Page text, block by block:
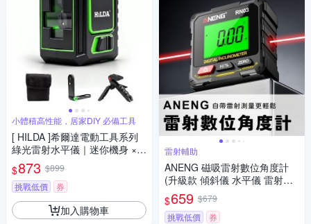
小體積高性能，居家DIY 必備工具
[ HILDA ]希爾達電動工具系列
綠光雷射水平儀｜迷你機身 ×
專業級精準定位 OZ540
$873 $899
挑戰低價
券
加入購物車
雷射輔助
ANENG 磁吸雷射數位角度計
(升級款 傾斜儀 水平儀 雷射水
平儀 數位量角器 坡度儀 傾角
儀)
$659 $679
挑戰低價
券